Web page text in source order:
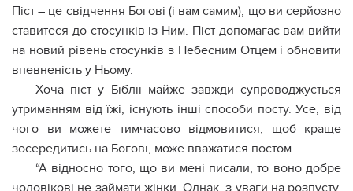
Піст – це свідчення Богові (і вам самим), що ви серйозно
ставитеся до стосунків із Ним. Піст допомагає вам вийти
на новий рівень стосунків з Небесним Отцем і обновити
впевненість у Ньому.
Хоча піст у Біблії майже завжди супроводжується
утриманням від їжі, існують інші способи посту. Усе, від
чого ви можете тимчасово відмовитися, щоб краще
зосередитись на Богові, може вважатися постом.
“А відносно того, що ви мені писали, то воно добре
чоловікові не зaймати жінки. Однак, з уваги на розпyсту,